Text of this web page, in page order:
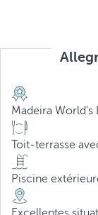
Madeira World's
Toit-terrasse
Piscine